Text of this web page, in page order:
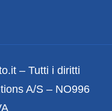
– Tutti i diritti
A/S – NO996